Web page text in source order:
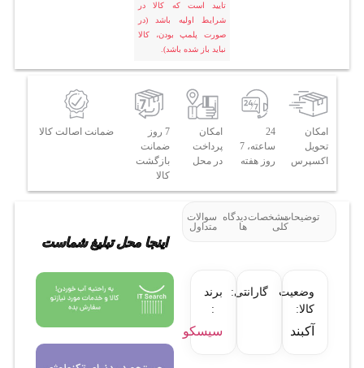
تایید است که کالا در
شرایط اولیه باشد (در
صورت پلمپ بودن، کالا
نباید باز شده باشد).
امکان
تحویل
اکسپرس
24
ساعته، 7
روز هفته
امکان
پرداخت
در محل
7 روز
ضمانت
بازگشت
کالا
ضمانت اصالت کالا
توضیحاتمشخصات
کلی
دیدگاه
ها
سوالات
متداول
وضعیت
کالا:
آکبند
گارانتی:
برند
:
سیسکو
اینجا محل تبلیغ شماست